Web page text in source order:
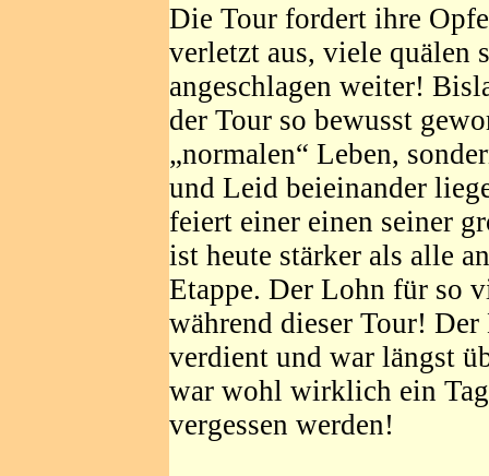
Die Tour fordert ihre
verletzt aus, viele quälen
angeschlagen weiter!
der Tour so bewusst
„normalen“ Leben,
und Leid beieinander
feiert einer einen seiner
ist heute stärker als alle
Etappe. Der Lohn für so
während dieser Tour!
verdient und war längst
war wohl wirklich ein
vergessen werden!